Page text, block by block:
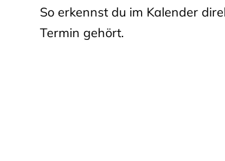
So erkennst du im Kalender
Termin gehört.